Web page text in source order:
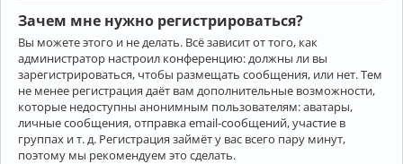
Зачем мне нужно регистрироваться?
Вы можете этого и не делать. Всё зависит от того, как
администратор настроил конференцию: должны ли вы
зарегистрироваться, чтобы размещать сообщения, или нет. Тем
не менее регистрация даёт вам дополнительные возможности,
которые недоступны анонимным пользователям: аватары,
личные сообщения, отправка email-сообщений, участие в
группах и т. д. Регистрация займёт у вас всего пару минут,
поэтому мы рекомендуем это сделать.